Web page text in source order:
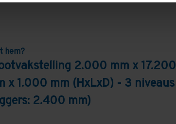
hem?
2.000 mm x 17.200
x 1.000 mm (HxLxD) - 3 niveaus
2.400 mm)